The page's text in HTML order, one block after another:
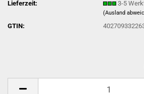
Lieferzeit:
3-5
(Ausland
GTIN: